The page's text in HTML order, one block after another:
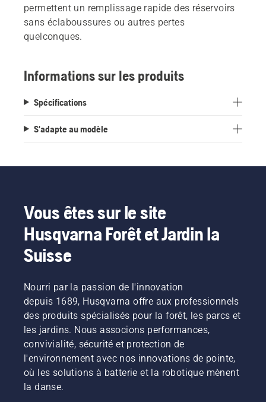
permettent un remplissage rapide des réservoirs
sans éclaboussures ou autres pertes
quelconques.
Informations sur les produits
Spécifications
S'adapte au modèle
Vous êtes sur le site
Husqvarna Forêt et Jardin la
Suisse
Nourri par la passion de l'innovation
depuis 1689, Husqvarna offre aux professionnels
des produits spécialisés pour la forêt, les parcs et
les jardins. Nous associons performances,
convivialité, sécurité et protection de
l'environnement avec nos innovations de pointe,
où les solutions à batterie et la robotique mènent
la danse.